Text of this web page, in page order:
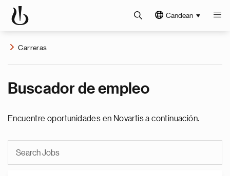
Candean
Carreras
Buscador de empleo
Encuentre oportunidades en Novartis a continuación.